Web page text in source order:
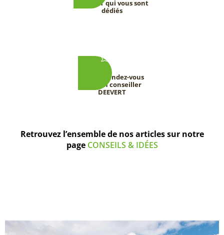
DEEVERT qui vous sont
dédiés
Prenez rendez-vous
avec un conseiller
DEEVERT
Retrouvez l’ensemble de nos articles sur notre
page CONSEILS & IDÉES